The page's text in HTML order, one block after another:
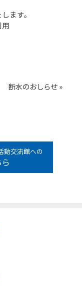
ます。
断水のおしらせ »
動交流館への